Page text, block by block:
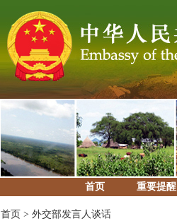
首页 重要提醒
首页 > 外交部发言人谈话